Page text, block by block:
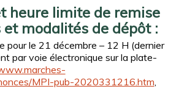
heure limite de remise
modalités de dépôt :
pour le 21 décembre – 12 H (dernier
par voie électronique sur la plate-
MPI-pub-2020331216.htm